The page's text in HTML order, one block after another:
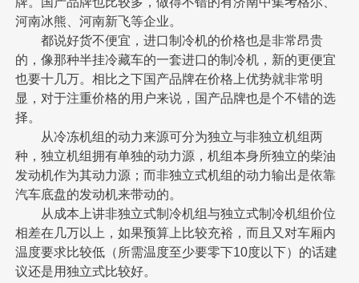
河南冰熊、河南新飞等企业。
都说好货不便宜，进口制冷机的价格也是非常昂贵
的，像那种半挂冷藏车的一套进口的制冷机，新的更便宜
也要十几万。相比之下国产品牌在价格上优势就非常明
显，对于注重价格的用户来说，国产品牌也是个不错的选
择。
从冷冻机组的动力来源可分为独立与非独立机组两
种，独立机组拥有单独的动力源，机组本身所独立的柴油
发动机作为其动力源；而非独立式机组的动力输出是依靠
汽车底盘的发动机来带动的。
从成本上讲非独立式制冷机组与独立式制冷机组价位
相差在几万以上，如果预算上比较充裕，而且又对车厢内
温度要求比较低（所需温度至少要零下10度以下）的话建
议还是用独立式比较好。